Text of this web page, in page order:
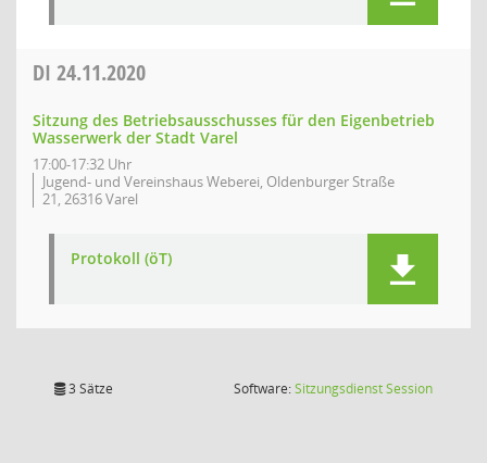
DI 24.11.2020
Sitzung des Betriebsausschusses für den Eigenbetrieb
Wasserwerk der Stadt Varel
17:00-17:32 Uhr
Jugend- und Vereinshaus Weberei, Oldenburger Straße
21, 26316 Varel
Protokoll (öT)
3 Sätze Software:SitzungsdienstSession(Wird in